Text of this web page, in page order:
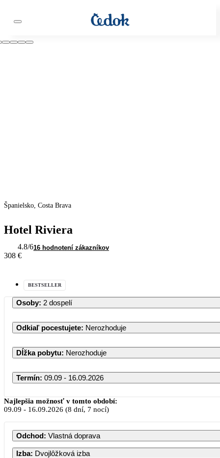
Španielsko, Costa Brava
Hotel Riviera
4.8/616 hodnotení zákazníkov
308 €
BESTSELLER
Osoby: 2 dospelí
Odkiaľ pocestujete: Nerozhoduje
Dĺžka pobytu: Nerozhoduje
Termín: 09.09 - 16.09.2026
September 2026
PO UT ST ŠT PI
1 2 3 4
Najlepšia možnosť v tomto období:
09.09 - 16.09.2026 (8 dní, 7 nocí)
Odchod: Vlastná doprava
Izba: Dvojlôžková izba